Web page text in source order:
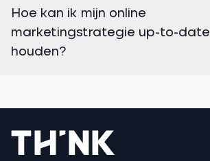
Hoe kan ik mijn online
marketingstrategie up-to-date
houden?